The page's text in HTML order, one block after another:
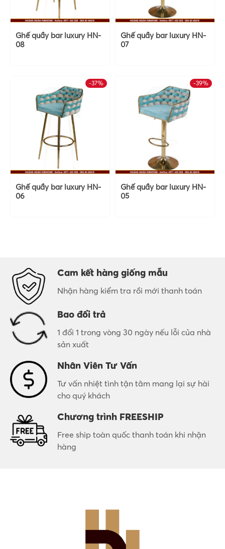
Ghế quầy bar luxury HN-
08
Ghế quầy bar luxury HN-
07
-37%
Ghế quầy bar luxury HN-
06
-39%
Ghế quầy bar luxury HN-
05
Cam kết hàng giống mẫu
Nhận hàng kiểm tra rồi mới thanh toán
Bao đổi trả
1 đổi 1 trong vòng 30 ngày nếu lỗi của nhà
sản xuất
Nhân Viên Tư Vấn
Tư vấn nhiệt tình tận tâm mang lại sự hài
cho quý khách
Chương trình FREESHIP
Free ship toàn quốc thanh toán khi nhận
hàng